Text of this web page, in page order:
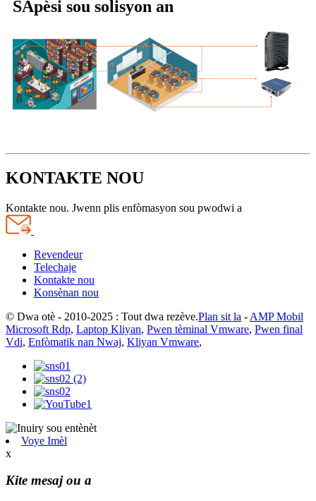
SApèsi sou solisyon an
KONTAKTE NOU
Kontakte nou. Jwenn plis enfòmasyon sou pwodwi a
Revendeur
Telechaje
Kontakte nou
Konsènan nou
© Dwa otè - 2010-2025 : Tout dwa rezève.Plan sit la - AMP Mobil
Microsoft Rdp, Laptop Kliyan, Pwen tèminal Vmware, Pwen final
Vdi, Enfòmatik nan Nwaj, Kliyan Vmware,
Voye Imèl
x
Kite mesaj ou a